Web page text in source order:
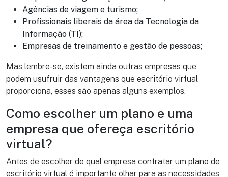
Agências de viagem e turismo;
Profissionais liberais da área da Tecnologia da
Informação (TI);
Empresas de treinamento e gestão de pessoas;
Mas lembre-se, existem ainda outras empresas que
podem usufruir das vantagens que escritório virtual
proporciona, esses são apenas alguns exemplos.
Como escolher um plano e uma
empresa que ofereça escritório
virtual?
Antes de escolher de qual empresa contratar um plano de
escritório virtual é importante olhar para as necessidades